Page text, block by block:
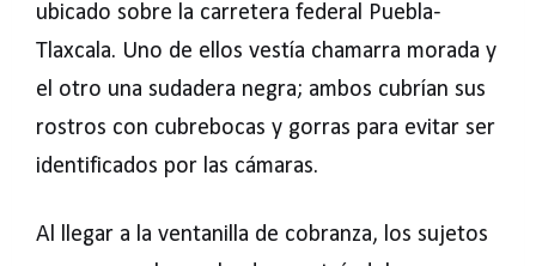
ubicado sobre la carretera federal Puebla-
Tlaxcala. Uno de ellos vestía chamarra morada y
el otro una sudadera negra; ambos cubrían sus
rostros con cubrebocas y gorras para evitar ser
identificados por las cámaras.
Al llegar a la ventanilla de cobranza, los sujetos